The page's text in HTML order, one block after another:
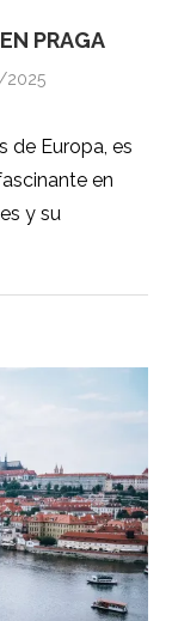
PRAGA
de Europa, es
en
y su